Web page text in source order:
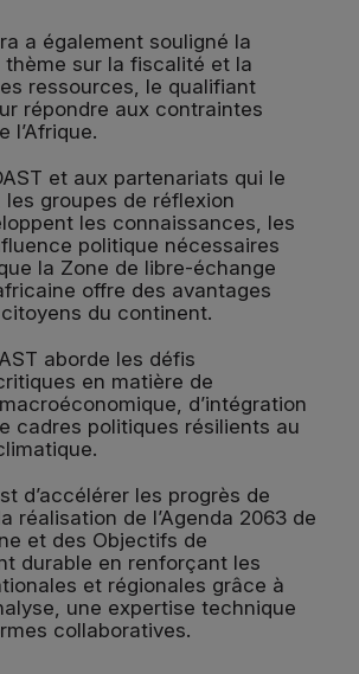
a également souligné la
sur la fiscalité et la
ressources, le qualifiant
répondre aux contraintes
l’Afrique.
et aux partenariats qui le
groupes de réflexion
les connaissances, les
politique nécessaires
la Zone de libre-échange
offre des avantages
du continent.
aborde les défis
en matière de
d’intégration
cadres politiques résilients au
d’accélérer les progrès de
réalisation de l’Agenda 2063 de
et des Objectifs de
durable en renforçant les
et régionales grâce à
une expertise technique
collaboratives.